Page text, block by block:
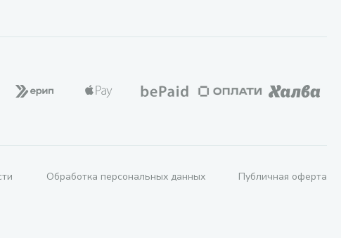
Обработка персональных данных Публичная оферта